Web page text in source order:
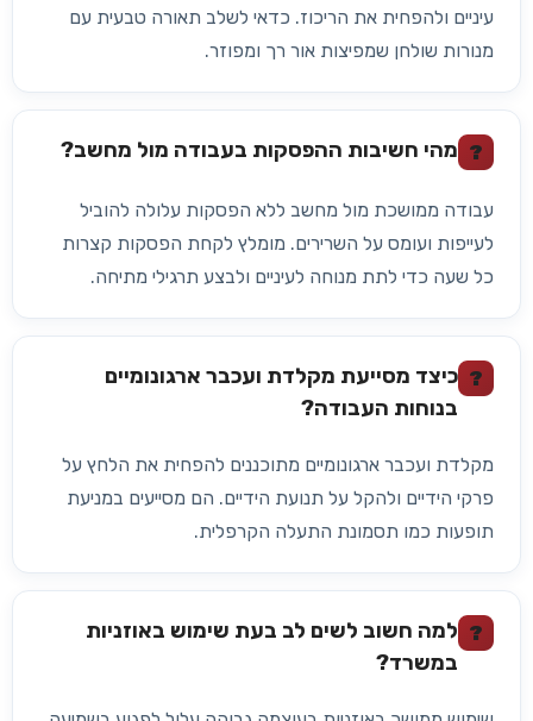
עיניים ולהפחית את הריכוז. כדאי לשלב תאורה טבעית עם
מנורות שולחן שמפיצות אור רך ומפוזר.
? מהי חשיבות ההפסקות בעבודה מול מחשב?
עבודה ממושכת מול מחשב ללא הפסקות עלולה להוביל
לעייפות ועומס על השרירים. מומלץ לקחת הפסקות קצרות
כל שעה כדי לתת מנוחה לעיניים ולבצע תרגילי מתיחה.
? כיצד מסייעת מקלדת ועכבר ארגונומיים
בנוחות העבודה?
מקלדת ועכבר ארגונומיים מתוכננים להפחית את הלחץ על
פרקי הידיים ולהקל על תנועת הידיים. הם מסייעים במניעת
תופעות כמו תסמונת התעלה הקרפלית.
? למה חשוב לשים לב בעת שימוש באוזניות
במשרד?